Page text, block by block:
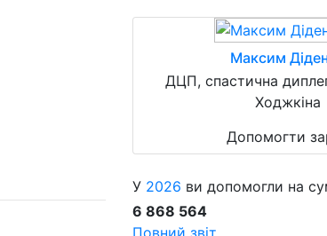
Максим
ДЦП, спастична
Ходжкіна
Допомогти
У 2026 ви допомогли на
6 868 564
Повний звіт